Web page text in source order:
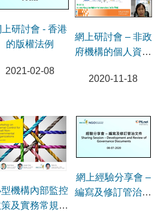
上研討會 - 香港
的版權法例
2021-02-08
網上研討會 – 非政
府機構的個人資料
節）
2020-11-18
機構內部監控
及實務常規網
網上經驗分享會 –
編寫及修訂管治文